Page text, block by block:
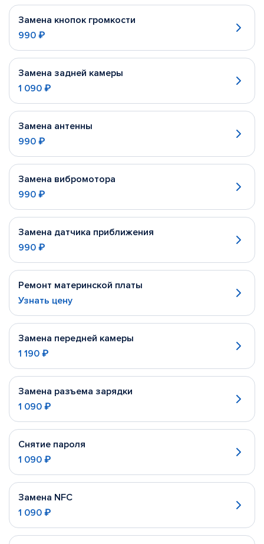
Замена кнопок громкости
990 ₽
Замена задней камеры
1 090 ₽
Замена антенны
990 ₽
Замена вибромотора
990 ₽
Замена датчика приближения
990 ₽
Ремонт материнской платы
Узнать цену
Замена передней камеры
1 190 ₽
Замена разъема зарядки
1 090 ₽
Снятие пароля
1 090 ₽
Замена NFC
1 090 ₽